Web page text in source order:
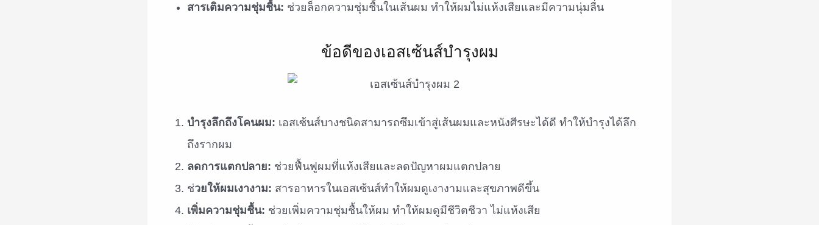
สารเติมความชุ่มชื้น: ช่วยล็อกความชุ่มชื้นในเส้นผม ทำให้ผมไม่แห้งเสียและมีความนุ่มลื่น
ข้อดีของเอสเซ้นส์บำรุงผม
บำรุงลึกถึงโคนผม: เอสเซ้นส์บางชนิดสามารถซึมเข้าสู่เส้นผมและหนังศีรษะได้ดี ทำให้บำรุงได้ลึก
ถึงรากผม
ลดการแตกปลาย: ช่วยฟื้นฟูผมที่แห้งเสียและลดปัญหาผมแตกปลาย
ช่วยให้ผมเงางาม: สารอาหารในเอสเซ้นส์ทำให้ผมดูเงางามและสุขภาพดีขึ้น
เพิ่มความชุ่มชื้น: ช่วยเพิ่มความชุ่มชื้นให้ผม ทำให้ผมดูมีชีวิตชีวา ไม่แห้งเสีย